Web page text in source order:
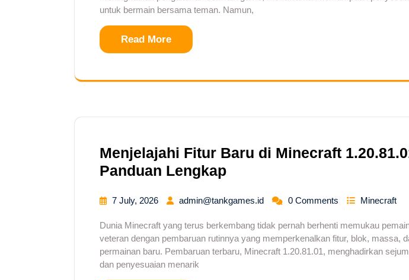
untuk bermain bersama teman. Namun,
Read More
Menjelajahi Fitur Baru di Minecraft
Panduan Lengkap
7 July, 2026 admin@tankgames.id 0 Comments Minecraft
Dunia Minecraft yang terus berkembang tidak pernah berhenti memukau
veteran dengan pembaruan rutinnya yang memperkenalkan fitur, blok, massa,
permainan baru. Pembaruan terbaru, Minecraft 1.20.81.01, menghadirkan
dan penyesuaian menarik